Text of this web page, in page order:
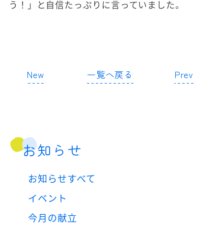
う！」と自信たっぷりに言っていました。
New 一覧へ戻る Prev
お知らせ
お知らせすべて
イベント
今月の献立